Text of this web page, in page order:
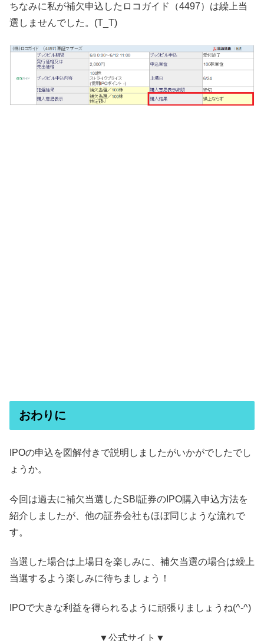
ちなみに私が補欠申込したロコガイド（4497）は繰上当
選しませんでした。(T_T)
おわりに
IPOの申込を図解付きで説明しましたがいかがでしたでし
ょうか。
今回は過去に補欠当選したSBI証券のIPO購入申込方法を
紹介しましたが、他の証券会社もほぼ同じような流れで
す。
当選した場合は上場日を楽しみに、補欠当選の場合は繰上
当選するよう楽しみに待ちましょう！
IPOで大きな利益を得られるように頑張りましょうね(^-^)
▼公式サイト▼